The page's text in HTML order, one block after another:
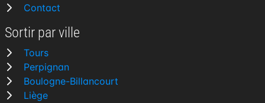
Contact
Sortir par ville
Tours
Perpignan
Boulogne-Billancourt
Liège